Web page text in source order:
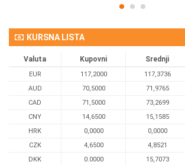
KURSNA LISTA
Valuta Kupovni Srednji
EUR 117,2000 117,3736
AUD
70,5000 71,9765
CAD
71,5000 73,2699
CNY
14,6500 15,1585
HRK
0,0000 0,0000
CZK
4,6500 4,8521
DKK
0.0000 15,7073